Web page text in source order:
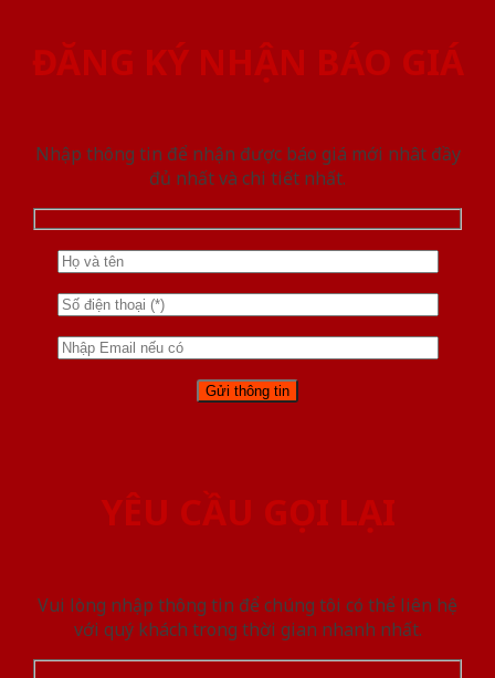
ĐĂNG KÝ NHẬN BÁO GIÁ
Nhập thông tin để nhận được báo giá mới nhât đầy
đủ nhất và chi tiết nhất.
YÊU CẦU GỌI LẠI
Vui lòng nhập thông tin để chúng tôi có thể liên hệ
với quý khách trong thời gian nhanh nhất.